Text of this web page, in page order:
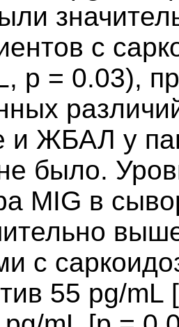
с
p = 0.03),
и ЖБАЛ у
было.
MIG в
с
55 pg/